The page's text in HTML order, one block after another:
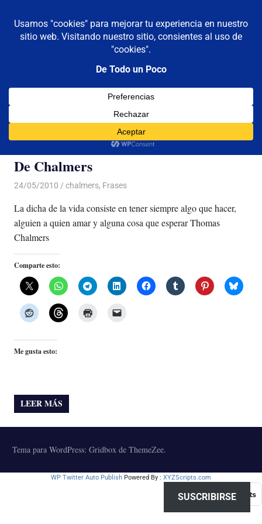
contenido
De todo un poco
Reflexiones,
Viajes
MENÚ
Categoría:chalmers
De Chalmers
24/05/2010 Luis Castellanos
chalmers, Frases
La dicha de la vida consiste en tener siempre algo que hacer,
alguien a quien amar y alguna cosa que esperar Thomas
Chalmers
Comparte esto:
Me gusta esto:
LEER MÁS
Tema para WordPress: Gridbox de ThemeZee.
WP Twitter Auto Publish Powered By : XYZScripts.com
SUSCRIBIRSE